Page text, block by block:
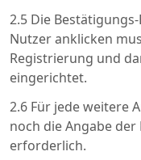
2.5 Die
Nutzer anklicken
Registrierung und
eingerichtet.
2.6 Für jede weitere
noch die Angabe der
erforderlich.